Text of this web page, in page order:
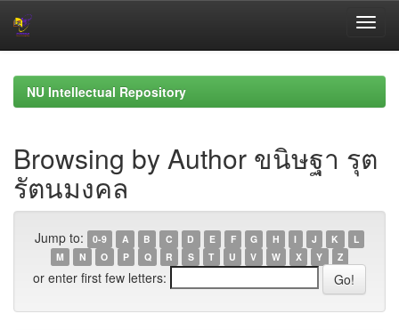
navigationNU Intellectual Repository
Browsing by Author ขนิษฐา รุต
รัตนมงคล
Jump to: 0-9 A B C D E F G H I J K
L
M
N O P Q R S T U V W X Y Z
or enter first few letters: